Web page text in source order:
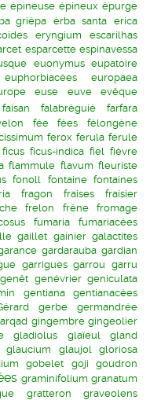
épineuse épineux épurge
grièpa èrba santa
erica
eryngium
escarilhas
esparcette espinavessa
euonymus eupatoire
euphorbiacées
europaea
euse euve evêque
faisan falabréguié
farfara
fée fées
félongène
ferox ferula férule
ficus ficus-indica fiel fièvre
flammule flavum fleuriste
fonoll fontaine fontaines
fragon fraises
fraisier
frelon frêne
fromage
fumaria
fumariacées
gaillet gainier galactites
gardarauba gardian
garrigues garrou
garru
genêt genévrier geniculata
gentiana
gentianacées
gerbe
germandrée
gingembre gingeolier
gladiolus glaïeul
gland
glaucium glaujol
gloriosa
gobelet goji
goudron
graminifolium granatum
gratteron
graveolens